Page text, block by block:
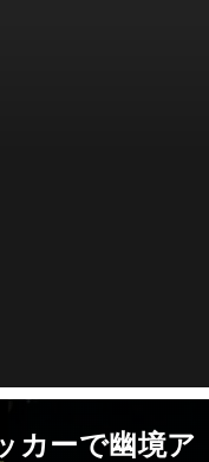
カーで幽境ア